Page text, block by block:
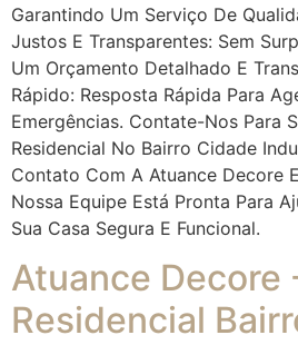
Garantindo Um Serviço De
Justos E Transparentes: Sem
Um Orçamento Detalhado E
Rápido: Resposta Rápida Para
Emergências. Contate-Nos Para
Residencial No Bairro Cidade
Contato Com A Atuance Decore
Nossa Equipe Está Pronta Para
Sua Casa Segura E Funcional.
Atuance Decore
Residencial